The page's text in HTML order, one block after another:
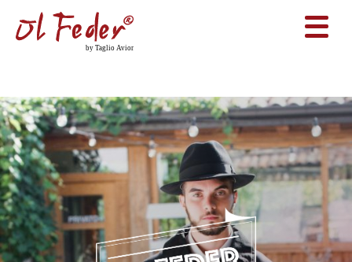
Home Tabarro padano dove acquistare